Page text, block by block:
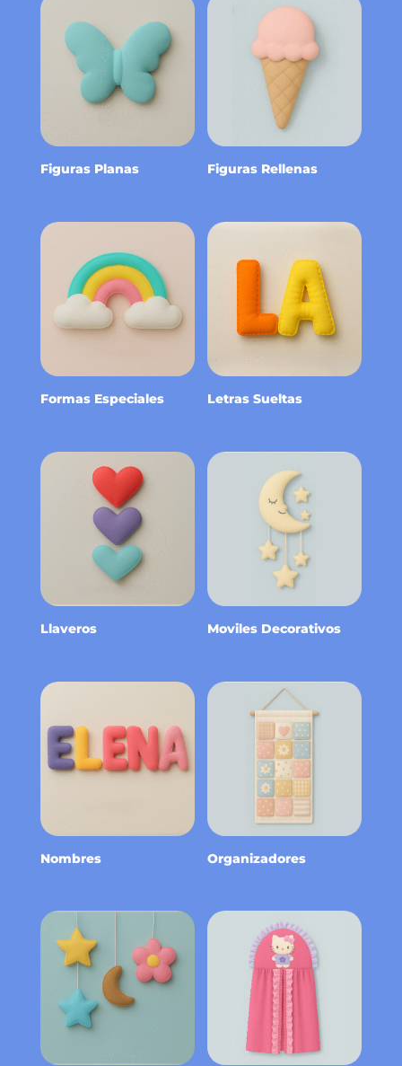
Figuras Planas Figuras Rellenas
Formas Especiales Letras Sueltas
Llaveros Moviles Decorativos
Nombres Organizadores